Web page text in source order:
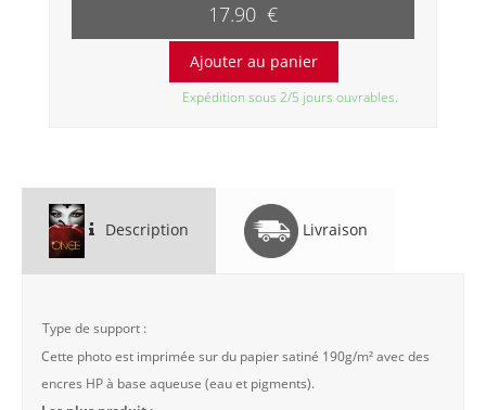
17.90 €
Expédition sous 2/5 jours ouvrables.
Description Livraison
Type de support :
Cette photo est imprimée sur du papier satiné 190g/m² avec des
encres HP à base aqueuse (eau et pigments).